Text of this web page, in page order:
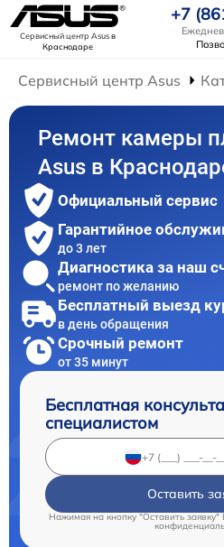
Сервисный центр Asusв
Краснодаре
+7
Сервисный центр Asus
Ремонт камеры
Asus в
Официальный сервис
Гарантийное
до 3 лет
Диагностика за наш
ремонт по желанию
Бесплатный выезд
в день обращения
Срочный ремонт
от 35 минут
Бесплатная
специалистом
Оставить
Нажимая на кнопку "Оставить заявку"